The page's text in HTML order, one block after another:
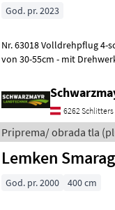
God. pr. 2023
Nr. 63018 Volldrehpflug 4-scharig - mit hydr. Schnittbreitenverstellung
von 30-55cm - mit
6262 Schlitters
Priprema/ obrada tla
Lemken
Lemken
God. pr. 2000 400 cm